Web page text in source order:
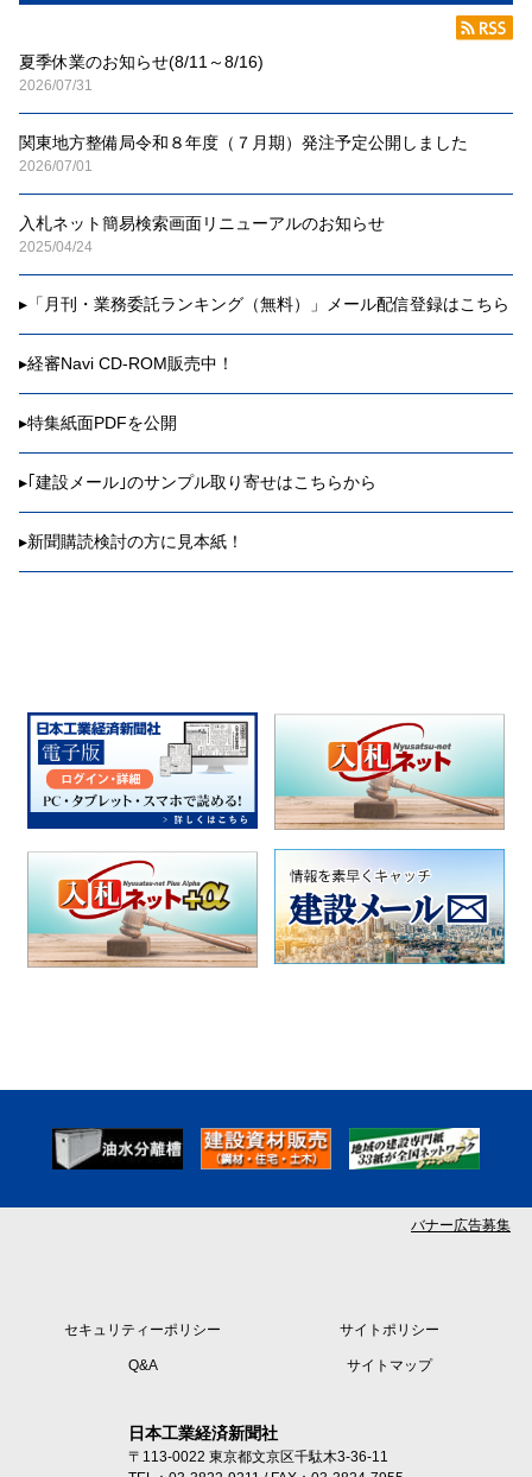
夏季休業のお知らせ(8/11～8/16)
2026/07/31
関東地方整備局令和８年度（７月期）発注予定公開しました
2026/07/01
入札ネット簡易検索画面リニューアルのお知らせ
2025/04/24
▸ 「月刊・業務委託ランキング（無料）」メール配信登録はこちら
▸経審Navi CD-ROM販売中！
▸特集紙面PDFを公開
▸ ｢建設メール｣のサンプル取り寄せはこちらから
▸新聞購読検討の方に見本紙！
バナー広告募集
セキュリティーポリシー サイトポリシー
Q&A サイトマップ
日本工業経済新聞社
〒113-0022 東京都文京区千駄木3-36-11